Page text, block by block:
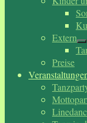
Extern
Preise